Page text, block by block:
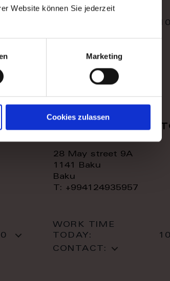
Website können Sie jederzeit
Marketing
Cookies zulassen
WORK TIME
CONTACT:
royal home
28 May street 9A
1141 Baku
Baku
T: +994124935957
WORK TIME
TODAY:
CONTACT: